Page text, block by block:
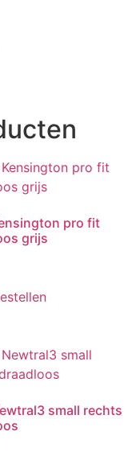
pro fit
grijs
small rechts